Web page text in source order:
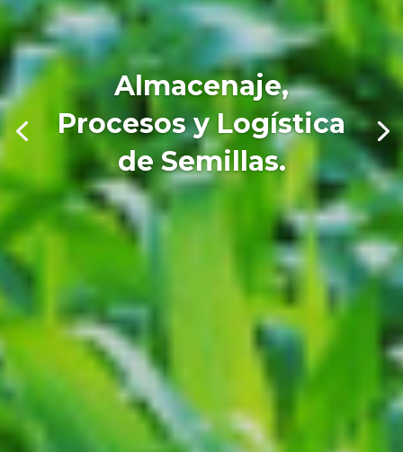
Almacenaje,
Procesos y Logística
de Semillas.